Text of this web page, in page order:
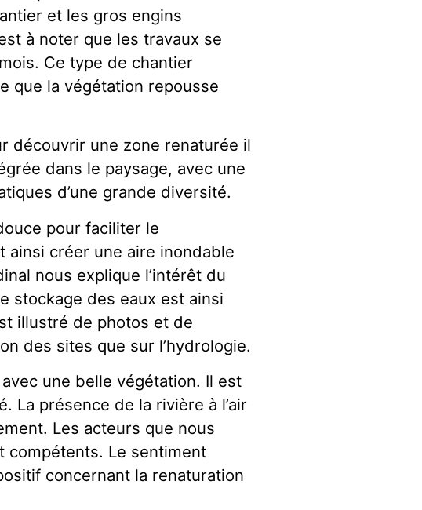
et les gros engins
à noter que les travaux se
Ce type de chantier
que la végétation repousse
découvrir une zone renaturée il
dans le paysage, avec une
d’une grande diversité.
pour faciliter le
créer une aire inondable
nous explique l’intérêt du
stockage des eaux est ainsi
illustré de photos et de
des sites que sur l’hydrologie.
une belle végétation. Il est
La présence de la rivière à l’air
Les acteurs que nous
compétents. Le sentiment
concernant la renaturation